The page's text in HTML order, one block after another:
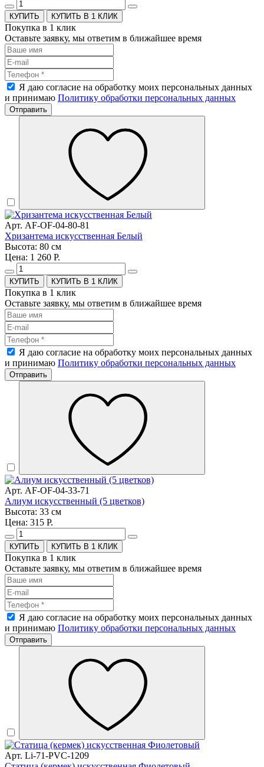
КУПИТЬ В 1 КЛИК
Покупка в 1 клик
Оставьте заявку, мы ответим в ближайшее время
Я даю согласие на обработку моих персональных данных
и принимаю Политику обработки персональных данных
Отправить
Арт. AF-OF-04-80-81
Хризантема искусственная Белый
Высота: 80 см
Цена: 1 260 Р.
КУПИТЬ В 1 КЛИК
Покупка в 1 клик
Оставьте заявку, мы ответим в ближайшее время
Я даю согласие на обработку моих персональных данных
и принимаю Политику обработки персональных данных
Отправить
Арт. AF-OF-04-33-71
Алиум искусственный (5 цветков)
Высота: 33 см
Цена: 315 Р.
КУПИТЬ В 1 КЛИК
Покупка в 1 клик
Оставьте заявку, мы ответим в ближайшее время
Я даю согласие на обработку моих персональных данных
и принимаю Политику обработки персональных данных
Отправить
Арт. Li-71-PVC-1209